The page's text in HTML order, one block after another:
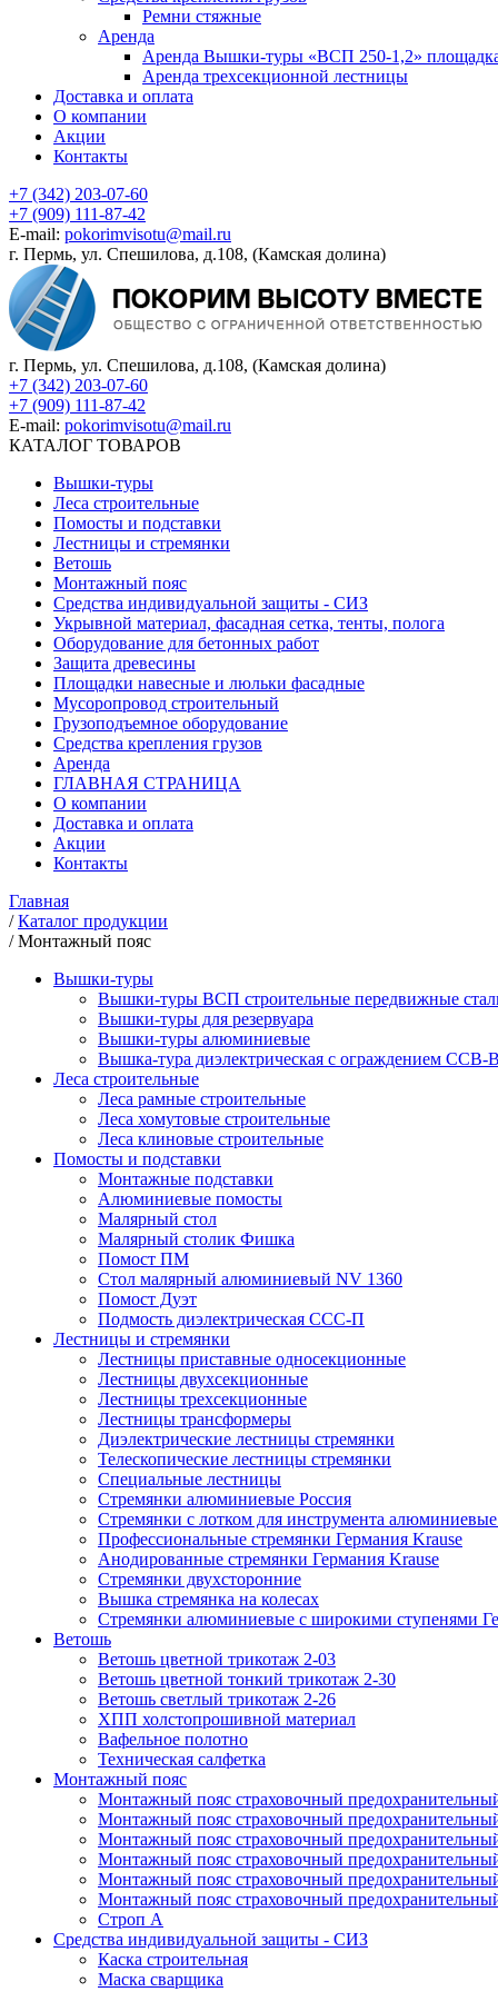
Ремни стяжные
Аренда
Аренда Вышки-туры «ВСП 250-1,2»
Аренда трехсекционной лестницы
Доставка и оплата
О компании
Акции
Контакты
+7 (342) 203-07-60
+7 (909) 111-87-42
E-mail: pokorimvisotu@mail.ru
г. Пермь, ул. Спешилова, д.108, (Камская долина)
г. Пермь, ул. Спешилова, д.108, (Камская долина)
+7 (342) 203-07-60
+7 (909) 111-87-42
E-mail: pokorimvisotu@mail.ru
КАТАЛОГ ТОВАРОВ
Вышки-туры
Леса строительные
Помосты и подставки
Лестницы и стремянки
Ветошь
Монтажный пояс
Средства индивидуальной защиты - СИЗ
Укрывной материал, фасадная сетка, тенты, полога
Оборудование для бетонных работ
Защита древесины
Площадки навесные и люльки фасадные
Мусоропровод строительный
Грузоподъемное оборудование
Средства крепления грузов
Аренда
ГЛАВНАЯ СТРАНИЦА
О компании
Доставка и оплата
Акции
Контакты
Главная
/Каталог продукции
/Монтажный пояс
Вышки-туры
Вышки-туры ВСП строительные передвижные
Вышки-туры для резервуара
Вышки-туры алюминиевые
Вышка-тура диэлектрическая с ограждением ССВ-В
Леса строительные
Леса рамные строительные
Леса хомутовые строительные
Леса клиновые строительные
Помосты и подставки
Монтажные подставки
Алюминиевые помосты
Малярный стол
Малярный столик Фишка
Помост ПМ
Стол малярный алюминиевый NV 1360
Помост Дуэт
Подмость диэлектрическая ССС-П
Лестницы и стремянки
Лестницы приставные односекционные
Лестницы двухсекционные
Лестницы трехсекционные
Лестницы трансформеры
Диэлектрические лестницы стремянки
Телескопические лестницы стремянки
Специальные лестницы
Стремянки алюминиевые Россия
Стремянки c лотком для инструмента
Профессиональные стремянки Германия Krause
Анодированные стремянки Германия Krause
Стремянки двухсторонние
Вышка стремянка на колесах
Стремянки алюминиевые c широкими ступенями
Ветошь
Ветошь цветной трикотаж 2-03
Ветошь цветной тонкий трикотаж 2-30
Ветошь светлый трикотаж 2-26
ХПП холстопрошивной материал
Вафельное полотно
Техническая салфетка
Монтажный пояс
Монтажный пояс страховочный
Монтажный пояс страховочный
Монтажный пояс страховочный
Монтажный пояс страховочный
Монтажный пояс страховочный
Монтажный пояс страховочный
Строп А
Средства индивидуальной защиты - СИЗ
Каска строительная
Маска сварщика